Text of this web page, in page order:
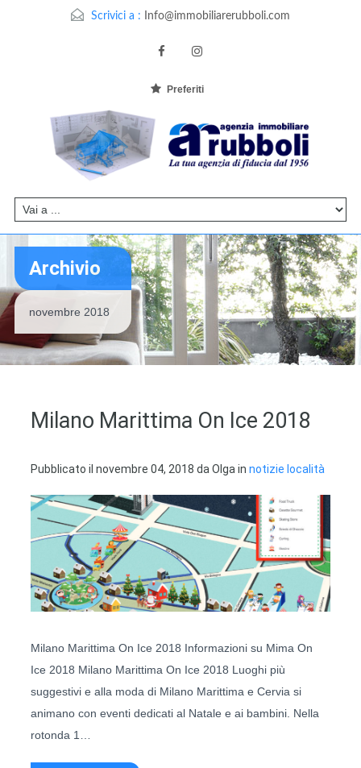
Scrivici a : Info@immobiliarerubboli.com
Preferiti
Archivio
novembre 2018
Milano Marittima On Ice 2018
Pubblicato il novembre 04, 2018 da Olga in notizie località
Milano Marittima On Ice 2018 Informazioni su Mima On
Ice 2018 Milano Marittima On Ice 2018 Luoghi più
suggestivi e alla moda di Milano Marittima e Cervia si
animano con eventi dedicati al Natale e ai bambini. Nella
rotonda 1…